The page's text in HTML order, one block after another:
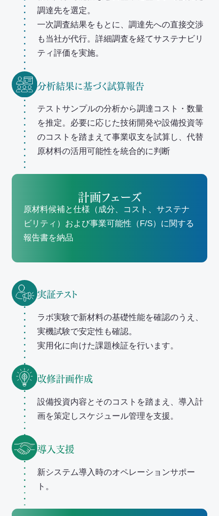
調達先を選定。
一次調査結果をもとに、調達先への直接交渉
も当社が代行。詳細調査を経てサステナビリ
ティ評価を実施。
分析結果に基づく試算報告
テストサンプルの分析から調達コスト・数量
を推定。必要に応じた技術開発や設備投資等
のコストを踏まえて事業収支を試算し、代替
原材料の活用可能性を統合的に判断
計画フェーズ
原材料候補と仕様（成分、コスト、サステナ
ビリティ）および事業可能性（F/S）に関する
報告書を納品
実証テスト
ラボ実験で新材料の基礎性能を確認のうえ、
実機試験で安定性も確認。
実用化に向けた課題検証を行います。
改修計画作成
設備投資内容とそのコストを踏まえ、導入計
画を策定しスケジュール管理を支援。
導入支援
新システム導入時のオペレーションサポー
ト。